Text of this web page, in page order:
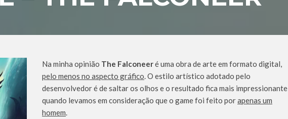
Na minha opinião The Falconeeré uma obra de arte em formato digital,
pelo menos no aspecto gráfico. O estilo artístico adotado pelo
desenvolvedor é de saltar os olhos e o resultado fica mais impressionante
quando levamos em consideração que o game foi feito porapenas um
homem.